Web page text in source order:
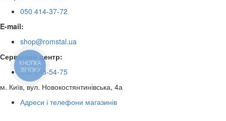
050 414-37-72
E-mail:
shop@romstal.ua
Сервісний центр:
050 468-54-75
м. Київ, вул. Новокостянтинівська, 4а
Адреси і телефони магазинів
КНОПКА
ЗВ'ЯЗКУ